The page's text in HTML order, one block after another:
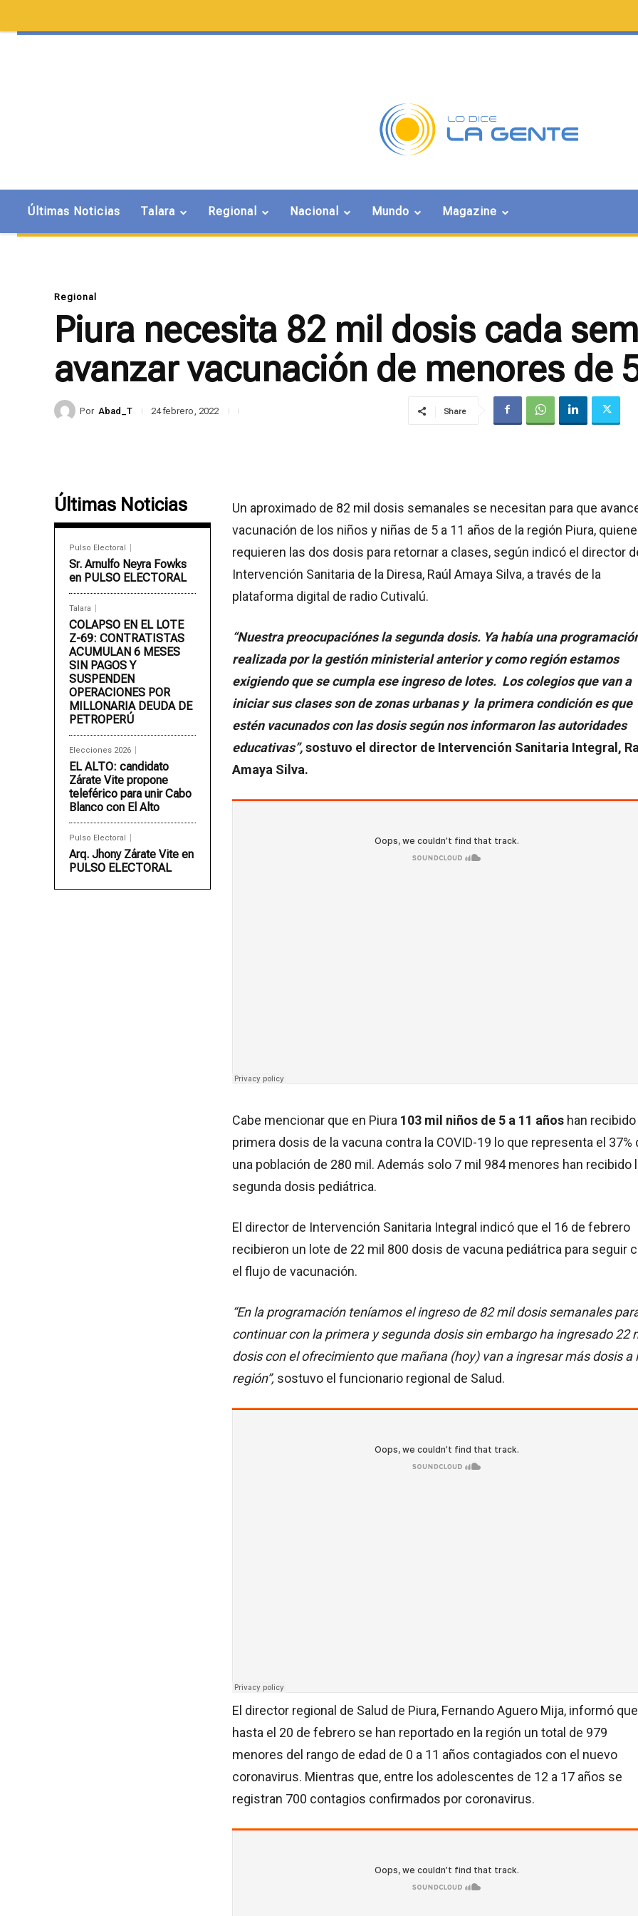
Últimas Noticias Talara Regional Nacional Mundo Magazine
Regional
Piura necesita 82 mil dosis cada
avanzar vacunación de menores de
Por Abad_T 24 febrero, 2022 Share
Últimas Noticias
Pulso Electoral
Sr. Arnulfo Neyra Fowks
en PULSO ELECTORAL
Talara
COLAPSO EN EL LOTE
Z-69: CONTRATISTAS
ACUMULAN 6 MESES
SIN PAGOS Y
SUSPENDEN
OPERACIONES POR
MILLONARIA DEUDA DE
PETROPERÚ
Elecciones 2026
EL ALTO: candidato
Zárate Vite propone
teleférico para unir Cabo
Blanco con El Alto
Pulso Electoral
Arq. Jhony Zárate Vite en
PULSO ELECTORAL
Un aproximado de 82 mil dosis semanales se necesitan para que
vacunación de los niños y niñas de 5 a 11 años de la región Piura,
requieren las dos dosis para retornar a clases, según indicó el director
Intervención Sanitaria de la Diresa, Raúl Amaya Silva, a través de la
plataforma digital de radio Cutivalú.
“Nuestra preocupaciónes la segunda dosis. Ya había una
realizada por la gestión ministerial anterior y como región estamos
exigiendo que se cumpla ese ingreso de lotes. Los colegios que van a
iniciar sus clases son de zonas urbanas y la primera condición es que
estén vacunados con las dosis según nos informaron las autoridades
educativas”,sostuvo el director de Intervención Sanitaria Integral,
Amaya Silva.
Cabe mencionar que en Piura 103 mil niños de 5 a 11 años han recibido
primera dosis de la vacuna contra la COVID-19 lo que representa el 37%
una población de 280 mil. Además solo 7 mil 984 menores han recibido
segunda dosis pediátrica.
El director de Intervención Sanitaria Integral indicó que el 16 de febrero
recibieron un lote de 22 mil 800 dosis de vacuna pediátrica para seguir
el flujo de vacunación.
“En la programación teníamos el ingreso de 82 mil dosis semanales
continuar con la primera y segunda dosis sin embargo ha ingresado 22
dosis con el ofrecimiento que mañana (hoy) van a ingresar más dosis a
región”, sostuvo el funcionario regional de Salud.
El director regional de Salud de Piura, Fernando Aguero Mija, informó que
hasta el 20 de febrero se han reportado en la región un total de 979
menores del rango de edad de 0 a 11 años contagiados con el nuevo
coronavirus. Mientras que, entre los adolescentes de 12 a 17 años se
registran 700 contagios confirmados por coronavirus.